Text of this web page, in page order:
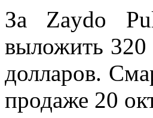
За Zaydo
выложить 320
долларов.
продаже 20